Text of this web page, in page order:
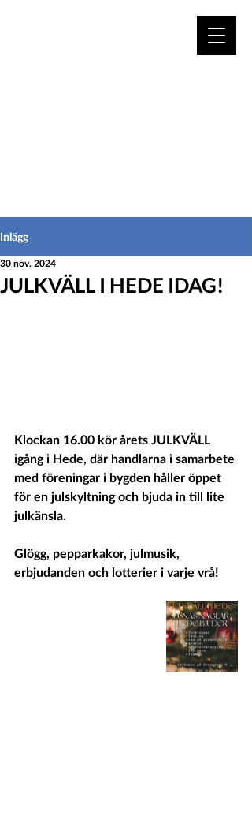
Inlägg
JULKVÄLL I HEDE IDAG!
30 nov. 2024
Klockan 16.00 kör årets JULKVÄLL
igång i Hede, där handlarna i samarbete
med föreningar i bygden håller öppet
för en julskyltning och bjuda in till lite
julkänsla.
Glögg, pepparkakor, julmusik,
erbjudanden och lotterier i varje vrå!